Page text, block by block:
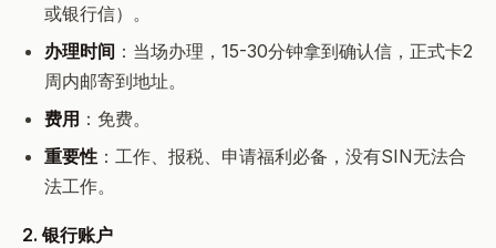
或银行信）。
办理时间 ：当场办理，15-30分钟拿到确认信，正式卡2
周内邮寄到地址。
费用 ：免费。
重要性 ：工作、报税、申请福利必备，没有SIN无法合
法工作。
2. 银行账户